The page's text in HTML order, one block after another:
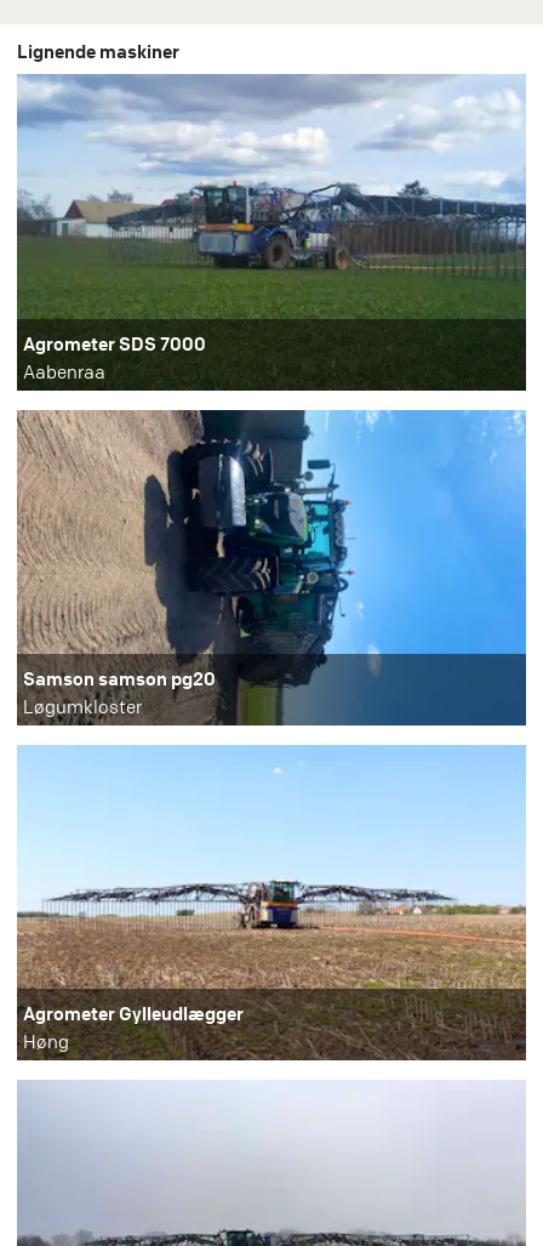
Lignende maskiner
Agrometer SDS 7000
Aabenraa
Samson samson pg20
Løgumkloster
Agrometer Gylleudlægger
Høng